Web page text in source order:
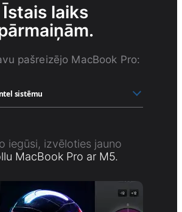
Īstais laiks
pašreizējo MacBook Pro:
iegūsi, izvēloties jauno
MacBook Pro ar M5.